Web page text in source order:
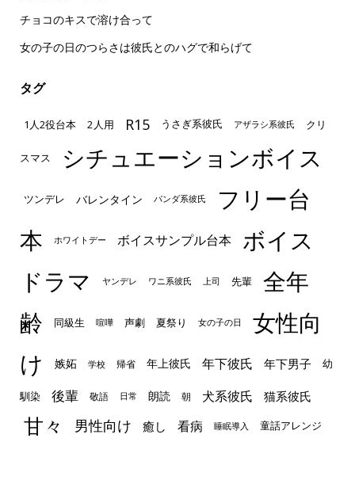
チョコのキスで溶け合って
女の子の日のつらさは彼氏とのハグで和らげて
タグ
1人2役台本 2人用 R15 うさぎ系彼氏 アザラシ系彼氏 クリ
スマス シチュエーションボイス
ツンデレ バレンタイン パンダ系彼氏
フリー台
本
ホワイトデー ボイスサンプル台本
ボイス
ドラマ
ヤンデレ ワニ系彼氏 上司 先輩
全年
齢
同級生 喧嘩 声劇 夏祭り 女の子の日
女性向
け
嫉妬 学校 帰省 年上彼氏 年下彼氏 年下男子 幼
馴染 後輩 敬語 日常 朗読 朝 犬系彼氏 猫系彼氏
甘々 男性向け 癒し 看病 睡眠導入 童話アレンジ